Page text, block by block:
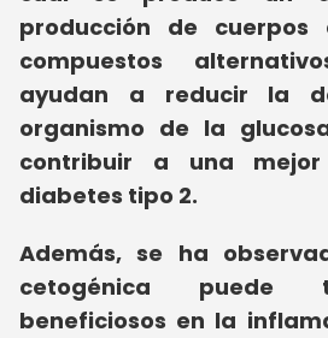
producción de cuerpos
compuestos
ayudan a reducir la
organismo de la
contribuir a una
diabetes tipo 2.
Además, se ha
cetogénica puede
beneficiosos en la